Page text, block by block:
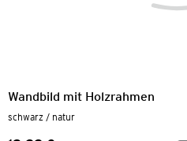
Wandbild mit Holzrahmen
schwarz / natur